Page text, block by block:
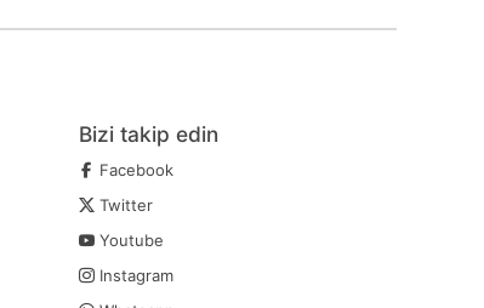
Bizi takip edin
Facebook
Twitter
Youtube
Instagram